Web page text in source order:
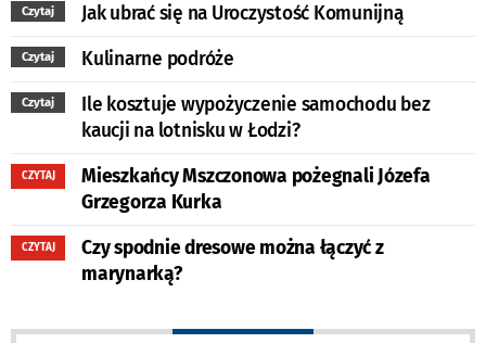
Czytaj Jak ubrać się na Uroczystość Komunijną
Czytaj Kulinarne podróże
Czytaj
Ile kosztuje wypożyczenie samochodu bez
kaucji na lotnisku w Łodzi?
CZYTAJ
Mieszkańcy Mszczonowa pożegnali Józefa
Grzegorza Kurka
CZYTAJ
Czy spodnie dresowe można łączyć z
marynarką?